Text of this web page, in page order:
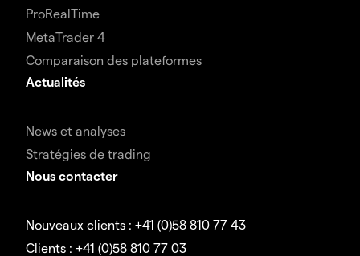
ProRealTime
MetaTrader 4
Comparaison des plateformes
Actualités
News et analyses
Stratégies de trading
Nous contacter
Nouveaux clients : +41 (0)58 810 77 43
Clients : +41 (0)58 810 77 03